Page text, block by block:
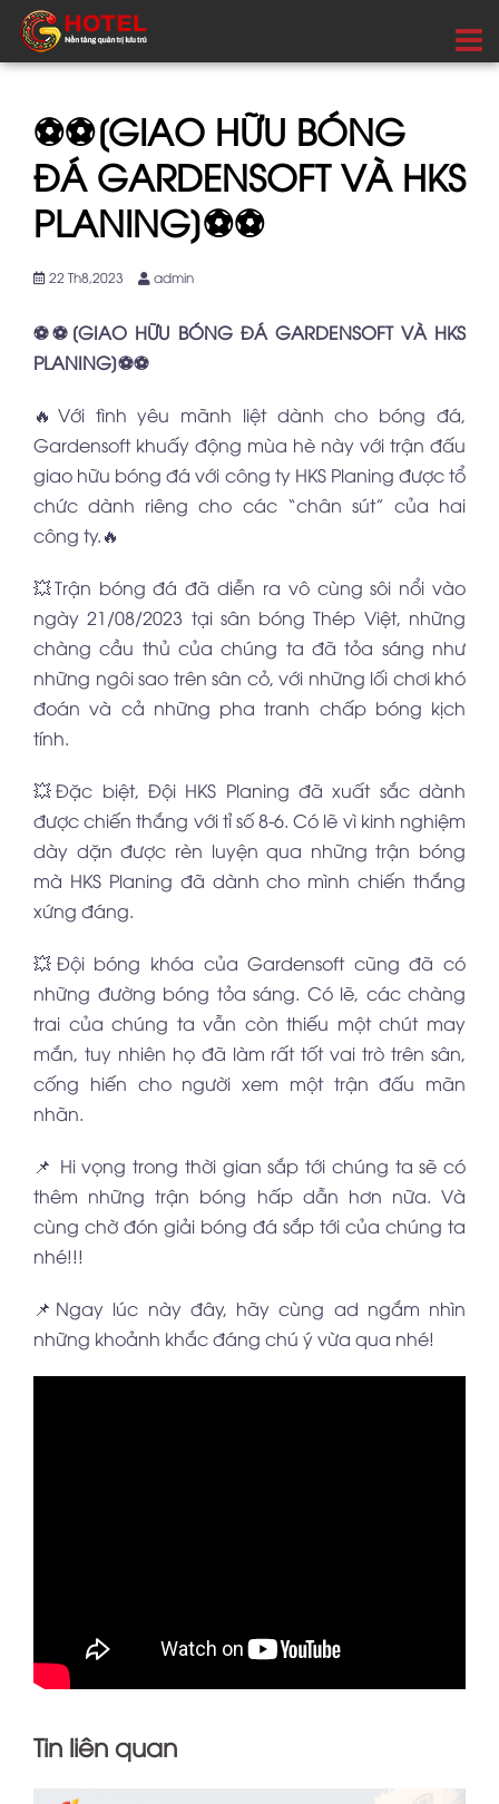
⚽⚽[GIAO HỮU BÓNG
ĐÁ GARDENSOFT VÀ HKS
PLANING]⚽⚽
22 Th8,2023 admin
⚽⚽[GIAO HỮU BÓNG ĐÁ GARDENSOFT VÀ HKS
PLANING]⚽⚽
🔥Với tình yêu mãnh liệt dành cho bóng đá,
Gardensoft khuấy động mùa hè này với trận đấu
giao hữu bóng đá với công ty HKS Planing được tổ
chức dành riêng cho các “chân sút” của hai
công ty.🔥
💥Trận bóng đá đã diễn ra vô cùng sôi nổi vào
ngày 21/08/2023 tại sân bóng Thép Việt, những
chàng cầu thủ của chúng ta đã tỏa sáng như
những ngôi sao trên sân cỏ, với những lối chơi khó
đoán và cả những pha tranh chấp bóng kịch
tính.
💥Đặc biệt, Đội HKS Planing đã xuất sắc dành
được chiến thắng với tỉ số 8-6. Có lẽ vì kinh nghiệm
dày dặn được rèn luyện qua những trận bóng
mà HKS Planing đã dành cho mình chiến thắng
xứng đáng.
💥Đội bóng khóa của Gardensoft cũng đã có
những đường bóng tỏa sáng. Có lẽ, các chàng
trai của chúng ta vẫn còn thiếu một chút may
mắn, tuy nhiên họ đã làm rất tốt vai trò trên sân,
cống hiến cho người xem một trận đấu mãn
nhãn.
📌 Hi vọng trong thời gian sắp tới chúng ta sẽ có
thêm những trận bóng hấp dẫn hơn nữa. Và
cùng chờ đón giải bóng đá sắp tới của chúng ta
nhé!!!
📌Ngay lúc này đây, hãy cùng ad ngắm nhìn
những khoảnh khắc đáng chú ý vừa qua nhé!
Tin liên quan